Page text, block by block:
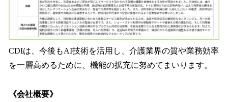
CDIは、今後もAI技術を活用し、介護業界の質や業務効率
を一層高めるために、機能の拡充に努めてまいります。
《会社概要》